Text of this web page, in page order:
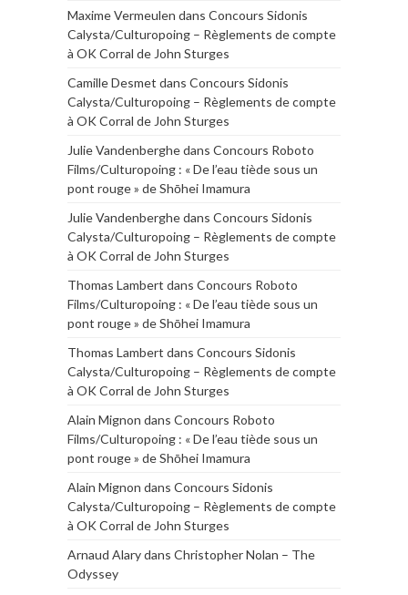
Maxime Vermeulen dans Concours Sidonis
Calysta/Culturopoing – Règlements de compte
à OK Corral de John Sturges
Camille Desmet dans Concours Sidonis
Calysta/Culturopoing – Règlements de compte
à OK Corral de John Sturges
Julie Vandenberghedans Concours Roboto
Films/Culturopoing : « De l’eau tiède sous un
pont rouge » de Shōhei Imamura
Julie Vandenberghedans Concours Sidonis
Calysta/Culturopoing – Règlements de compte
à OK Corral de John Sturges
Thomas Lambert dans Concours Roboto
Films/Culturopoing : « De l’eau tiède sous un
pont rouge » de Shōhei Imamura
Thomas Lambert dans Concours Sidonis
Calysta/Culturopoing – Règlements de compte
à OK Corral de John Sturges
Alain Mignon dans Concours Roboto
Films/Culturopoing : « De l’eau tiède sous un
pont rouge » de Shōhei Imamura
Alain Mignon dans Concours Sidonis
Calysta/Culturopoing – Règlements de compte
à OK Corral de John Sturges
Arnaud Alarydans Christopher Nolan – The
Odyssey